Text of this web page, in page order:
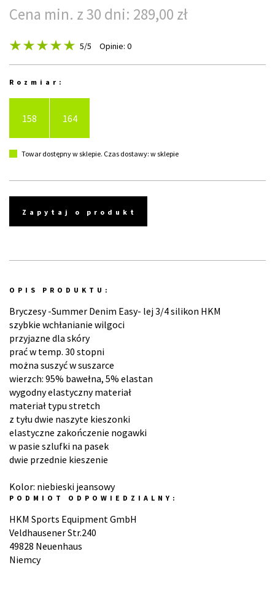
Cena min. z 30 dni: 289,00 zł
5/5 Opinie: 0
Rozmiar:
158 164
Towar dostępny w sklepie. Czas dostawy: w sklepie
Zapytaj o produkt
OPIS PRODUKTU:
Bryczesy -Summer Denim Easy- lej 3/4 silikon HKM
szybkie wchłanianie wilgoci
przyjazne dla skóry
prać w temp. 30 stopni
można suszyć w suszarce
wierzch: 95% bawełna, 5% elastan
wygodny elastyczny materiał
materiał typu stretch
z tyłu dwie naszyte kieszonki
elastyczne zakończenie nogawki
w pasie szlufki na pasek
dwie przednie kieszenie
Kolor: niebieski jeansowy
PODMIOT ODPOWIEDZIALNY:
HKM Sports Equipment GmbH
Veldhausener Str.240
49828 Neuenhaus
Niemcy